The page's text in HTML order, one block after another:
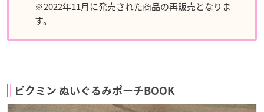
※2022年11月に発売された商品の再販売となりま
す。
ピクミン ぬいぐるみポーチBOOK